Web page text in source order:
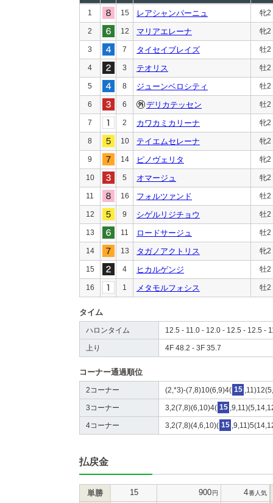
1 15 レアシャンパーニュ 牝2
2 12 マリアエレーナ 牝2
3 7 タイセイブレイズ 牡2
4 3 テオリス 牡2
5 8 ジューンベロシティ 牡2
6 6 デリカテッセン 牡2
7 2 カワカミカリーナ 牝2
8 10 テイエムセレーナ 牝2
9 14 ピノヴェリタ 牝2
10 5 オマージュ 牝2
11 16 フォルツァンド 牡2
12 9 シゲルリジチョウ 牡2
13 11 ロードサージュ 牡2
14 13 タガノアクトリス 牝2
15 4 ヒカルゲンジ 牡2
16 1 メタモルフォシス 牡2
タイム
ハロンタイム 12.5 - 11.0 - 12.0 - 12.5 - 12.5 -
上り 4F 48.2 - 3F 35.7
コーナー通過順位
2コーナー (2,*3)-(7,8)10(6,9)4( 15
3コーナー 3,2(7,8)(6,10)4( 15
4コーナー 3,2(7,8)(4,6,10)( 15
払戻金
単勝 15 900円 4番人気